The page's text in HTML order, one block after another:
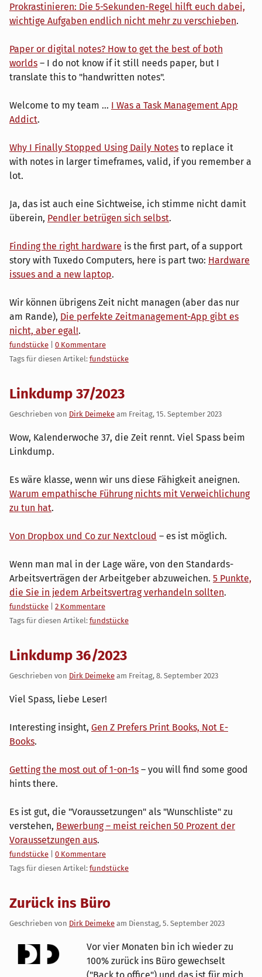
Prokrastinieren: Die 5-Sekunden-Regel hilft euch dabei,
wichtige Aufgaben endlich nicht mehr zu verschieben.
Paper or digital notes? How to get the best of both
worlds – I do not know if it still needs paper, but I
translate this to "handwritten notes".
Welcome to my team ... I Was a Task Management App
Addict.
Why I Finally Stopped Using Daily Notes to replace it
with notes in larger timeframes, valid, if you remember a
lot.
Ja, das ist auch eine Sichtweise, ich stimme nicht damit
überein, Pendler betrügen sich selbst.
Finding the right hardware is the first part, of a support
story with Tuxedo Computers, here is part two: Hardware
issues and a new laptop.
Wir können übrigens Zeit nicht managen (aber das nur
am Rande), Die perfekte Zeitmanagement-App gibt es
nicht, aber egal!.
Kategorien:
fundstücke
0 Kommentare
Tags für diesen Artikel: fundstücke
Linkdump 37/2023
Geschrieben von Dirk Deimeke am Freitag, 15. September 2023
Wow, Kalenderwoche 37, die Zeit rennt. Viel Spass beim
Linkdump.
Es wäre klasse, wenn wir uns diese Fähigkeit aneignen.
Warum empathische Führung nichts mit Verweichlichung
zu tun hat.
Von Dropbox und Co zur Nextcloud – es ist möglich.
Wenn man mal in der Lage wäre, von den Standards-
Arbeitsverträgen der Arbeitgeber abzuweichen. 5 Punkte,
die Sie in jedem Arbeitsvertrag verhandeln sollten.
Kategorien:
fundstücke
2 Kommentare
Tags für diesen Artikel: fundstücke
Linkdump 36/2023
Geschrieben von Dirk Deimeke am Freitag, 8. September 2023
Viel Spass, liebe Leser!
Interesting insight, Gen Z Prefers Print Books, Not E-
Books.
Getting the most out of 1-on-1s – you will find some good
hints there.
Es ist gut, die "Voraussetzungen" als "Wunschliste" zu
verstehen, Bewerbung – meist reichen 50 Prozent der
Voraussetzungen aus.
Kategorien:
fundstücke
0 Kommentare
Tags für diesen Artikel: fundstücke
Zurück ins Büro
Geschrieben von Dirk Deimeke am Dienstag, 5. September 2023
Vor vier Monaten bin ich wieder zu
100% zurück ins Büro gewechselt
("Back to office") und das ist für mich